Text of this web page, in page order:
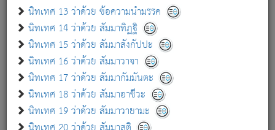
นิทเทศ 13 ว่าด้วย ข้อความนำมรรค
นิทเทศ 14 ว่าด้วย สัมมาทิฏฐิ
นิทเทศ 15 ว่าด้วย สัมมาสังกัปปะ
นิทเทศ 16 ว่าด้วย สัมมาวาจา
นิทเทศ 17 ว่าด้วย สัมมากัมมันตะ
นิทเทศ 18 ว่าด้วย สัมมาอาชีวะ
นิทเทศ 19 ว่าด้วย สัมมาวายามะ
เกี่ยวกับธรรมโฆษณ์ออนไลน์ (Disclaimer)
แม้ระบบ "ธรรมโฆษณ์ออนไลน์" พยายามปรับปรุงข้อมูลให้ถูกต้องมากที่สุด
ผู้ศึกษาก็พึงตรวจสอบกับตัวเล่มหนังสือต้นฉบับ ที่มีการพิมพ์ครั้งล่าสุด
ก่อนนำข้อมูลไปใช้ในการอ้างอิง"
เกี่ยวกับอัตถจารี|เกี่ยวกับการพัฒนา|แจ้งข้อผิดพลาด / แนะนำ
หนังสือที่เกี่ยวข้อง